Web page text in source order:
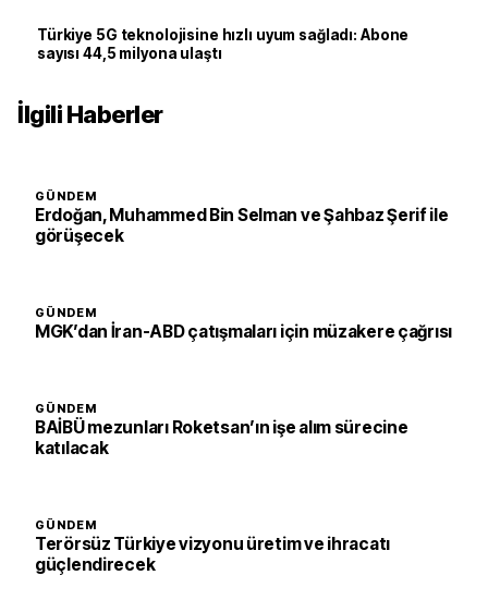
Türkiye 5G teknolojisine hızlı uyum sağladı: Abone
sayısı 44,5 milyona ulaştı
İlgili Haberler
GÜNDEM
Erdoğan, Muhammed Bin Selman ve Şahbaz Şerif ile
görüşecek
GÜNDEM
MGK’dan İran-ABD çatışmaları için müzakere çağrısı
GÜNDEM
BAİBÜ mezunları Roketsan’ın işe alım sürecine
katılacak
GÜNDEM
Terörsüz Türkiye vizyonu üretim ve ihracatı
güçlendirecek